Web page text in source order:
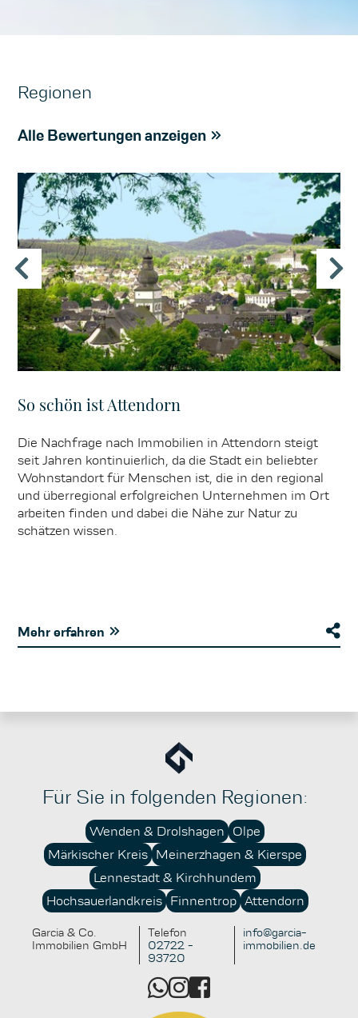
Regionen
Alle Bewertungen anzeigen
So schön ist Attendorn
Die Nachfrage nach Immobilien in Attendorn steigt
seit Jahren kontinuierlich, da die Stadt ein beliebter
Wohnstandort für Menschen ist, die in den regional
und überregional erfolgreichen Unternehmen im Ort
arbeiten finden und dabei die Nähe zur Natur zu
schätzen wissen.
Mehr erfahren
Für Sie in folgenden Regionen:
Wenden & Drolshagen
Olpe
Märkischer Kreis Meinerzhagen & Kierspe
Lennestadt & Kirchhundem
Hochsauerlandkreis
Finnentrop Attendorn
Garcia & Co.
Immobilien GmbH
Telefon
02722 -
93720
info@garcia-
immobilien.de